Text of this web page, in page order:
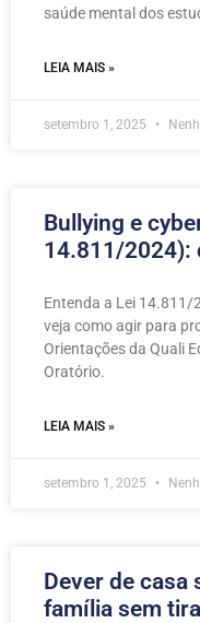
saúde mental dos
LEIA MAIS »
setembro 1, 2025
Bullying e
14.811/2024):
Entenda a Lei 14.811/
veja como agir para
Orientações da Quali
Oratório.
LEIA MAIS »
setembro 1, 2025
Dever de casa
família sem